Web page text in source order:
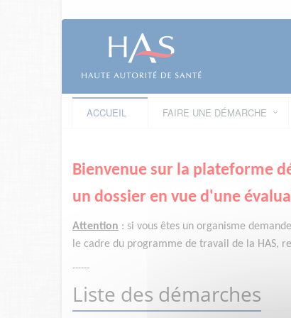
ACCUEIL FAIRE UNE DÉMARCHE
Bienvenue sur la plateforme
un dossier en vue d'une
Attention : si vous êtes un organisme
le cadre du programme de travail de la HAS,
------
Liste des démarches